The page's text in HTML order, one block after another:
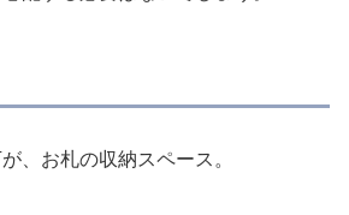
、お札の収納スペース。